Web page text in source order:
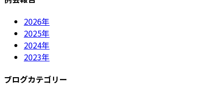
2026年
2025年
2024年
2023年
ブログカテゴリー